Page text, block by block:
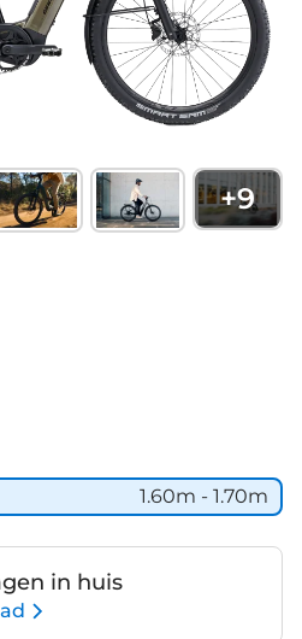
+9
1.60m - 1.70m
in huis